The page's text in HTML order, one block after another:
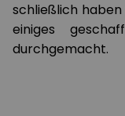
schließlich
einiges
durchgemacht.